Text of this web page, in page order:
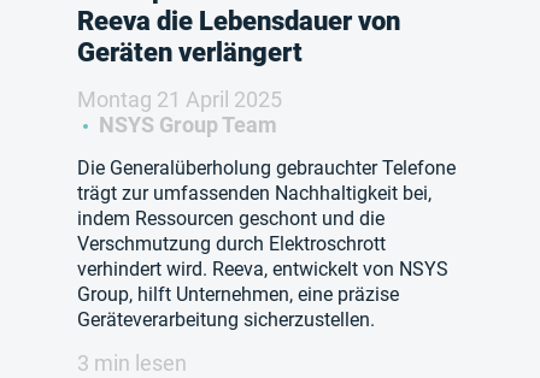
Reeva die Lebensdauer von
Geräten verlängert
Montag 21 April 2025
NSYS Group Team
Die Generalüberholung gebrauchter Telefone
trägt zur umfassenden Nachhaltigkeit bei,
indem Ressourcen geschont und die
Verschmutzung durch Elektroschrott
verhindert wird. Reeva, entwickelt von NSYS
Group, hilft Unternehmen, eine präzise
Geräteverarbeitung sicherzustellen.
3 min lesen